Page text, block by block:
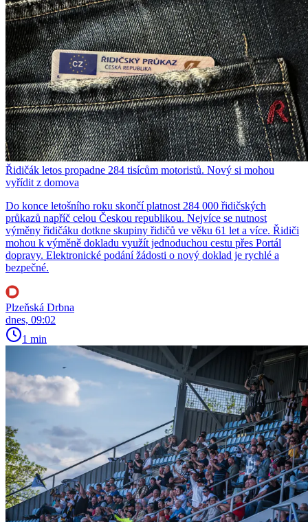
Řidičák letos propadne 284 tisícům motoristů. Nový si mohou
vyřídit z domova
Do konce letošního roku skončí platnost 284 000 řidičských
průkazů napříč celou Českou republikou. Nejvíce se nutnost
výměny řidičáku dotkne skupiny řidičů ve věku 61 let a více. Řidiči
mohou k výměně dokladu využít jednoduchou cestu přes Portál
dopravy. Elektronické podání žádosti o nový doklad je rychlé a
bezpečné.
Plzeňská Drbna
dnes, 09:02
1 min